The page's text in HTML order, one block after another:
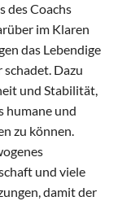
des Coachs
im Klaren
das Lebendige
Dazu
und Stabilität,
humane und
zu können.
und viele
damit der